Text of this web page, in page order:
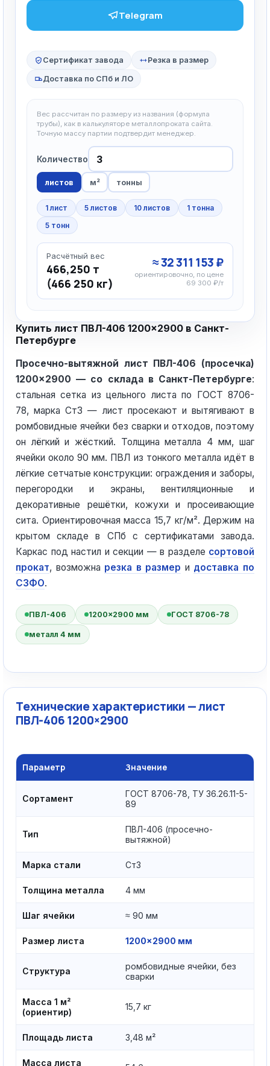
Telegram
Сертификат завода Резка в размер
Доставка по СПб и ЛО
Вес рассчитан по размеру из названия (формула
трубы), как в калькуляторе металлопроката сайта.
Точную массу партии подтвердит менеджер.
Количество
листов м² тонны
1 лист 5 листов 10 листов
1 тонна
5 тонн
Расчётный вес
466,250 т
(466 250 кг)
≈ 32 311 153 ₽
ориентировочно, по цене
69 300 ₽/т
Купить лист ПВЛ-406 1200×2900 в Санкт-
Петербурге
Просечно-вытяжной лист ПВЛ-406 (просечка)
1200×2900 — со склада в Санкт-Петербурге:
стальная сетка из цельного листа по ГОСТ 8706-
78, марка Ст3 — лист просекают и вытягивают в
ромбовидные ячейки без сварки и отходов, поэтому
он лёгкий и жёсткий. Толщина металла 4 мм, шаг
ячейки около 90 мм. ПВЛ из тонкого металла идёт в
лёгкие сетчатые конструкции: ограждения и заборы,
перегородки и экраны, вентиляционные и
декоративные решётки, кожухи и просеивающие
сита. Ориентировочная масса 15,7 кг/м². Держим на
крытом складе в СПб с сертификатами завода.
Каркас под настил и секции — в разделе сортовой
прокат, возможна резка в размер и доставка по
СЗФО.
ПВЛ-406 1200×2900 мм ГОСТ 8706-78
металл 4 мм
Технические характеристики — лист
ПВЛ-406 1200×2900
Параметр Значение
Сортамент
ГОСТ 8706-78, ТУ 36.26.11-5-
89
Тип
ПВЛ-406 (просечно-
вытяжной)
Марка стали Ст3
Толщина металла 4 мм
Шаг ячейки ≈ 90 мм
Размер листа 1200×2900 мм
Структура
ромбовидные ячейки, без
сварки
Масса 1 м²
(ориентир)
15,7 кг
Площадь листа 3,48 м²
Масса листа